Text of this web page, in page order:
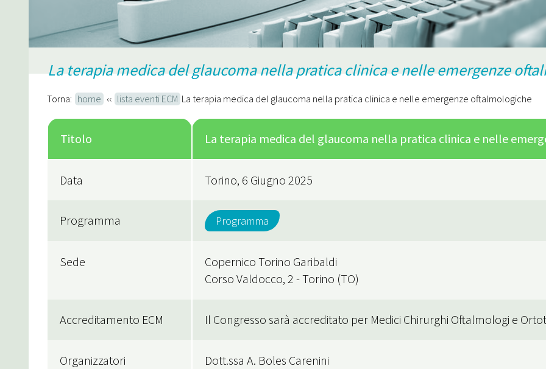
La terapia medica del glaucoma nella pratica clinica e nelle emergenze
Torna: home ‹‹ lista eventi ECM La terapia medica del glaucoma nella pratica clinica e nelle emergenze oftalmologiche
Titolo La terapia medica del glaucoma nella pratica clinica e nelle
Data Torino, 6 Giugno 2025
Programma Programma
Sede
Copernico Torino Garibaldi
Corso Valdocco, 2 - Torino (TO)
Accreditamento ECM Il Congresso sarà accreditato per Medici Chirurghi Oftalmologi e
Organizzatori Dott.ssa A. Boles Carenini